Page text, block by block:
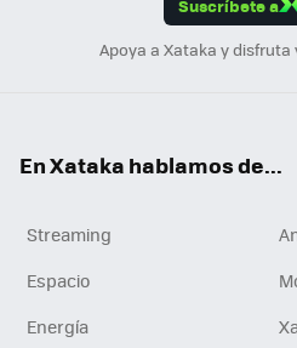
Suscríbete a
Apoya a Xataka y
En Xataka hablamos de...
Streaming
Espacio
Energía